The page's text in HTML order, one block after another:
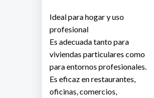
Ideal para hogar y uso
profesional
Es adecuada tanto para
viviendas particulares como
para entornos profesionales.
Es eficaz en restaurantes,
oficinas, comercios,